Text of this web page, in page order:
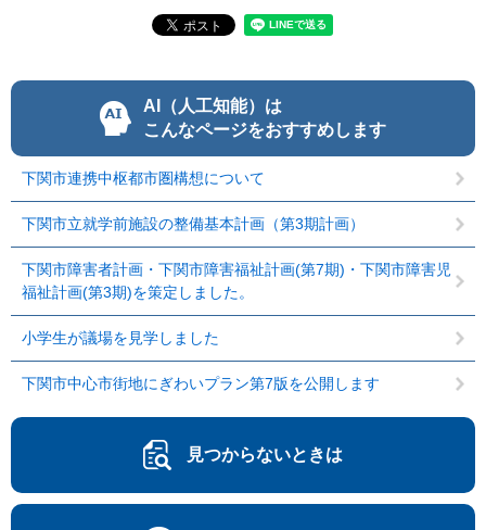
AI（人工知能）は
こんなページをおすすめします
下関市連携中枢都市圏構想について
下関市立就学前施設の整備基本計画（第3期計画）
下関市障害者計画・下関市障害福祉計画(第7期)・下関市障害児
福祉計画(第3期)を策定しました。
小学生が議場を見学しました
下関市中心市街地にぎわいプラン第7版を公開します
見つからないときは